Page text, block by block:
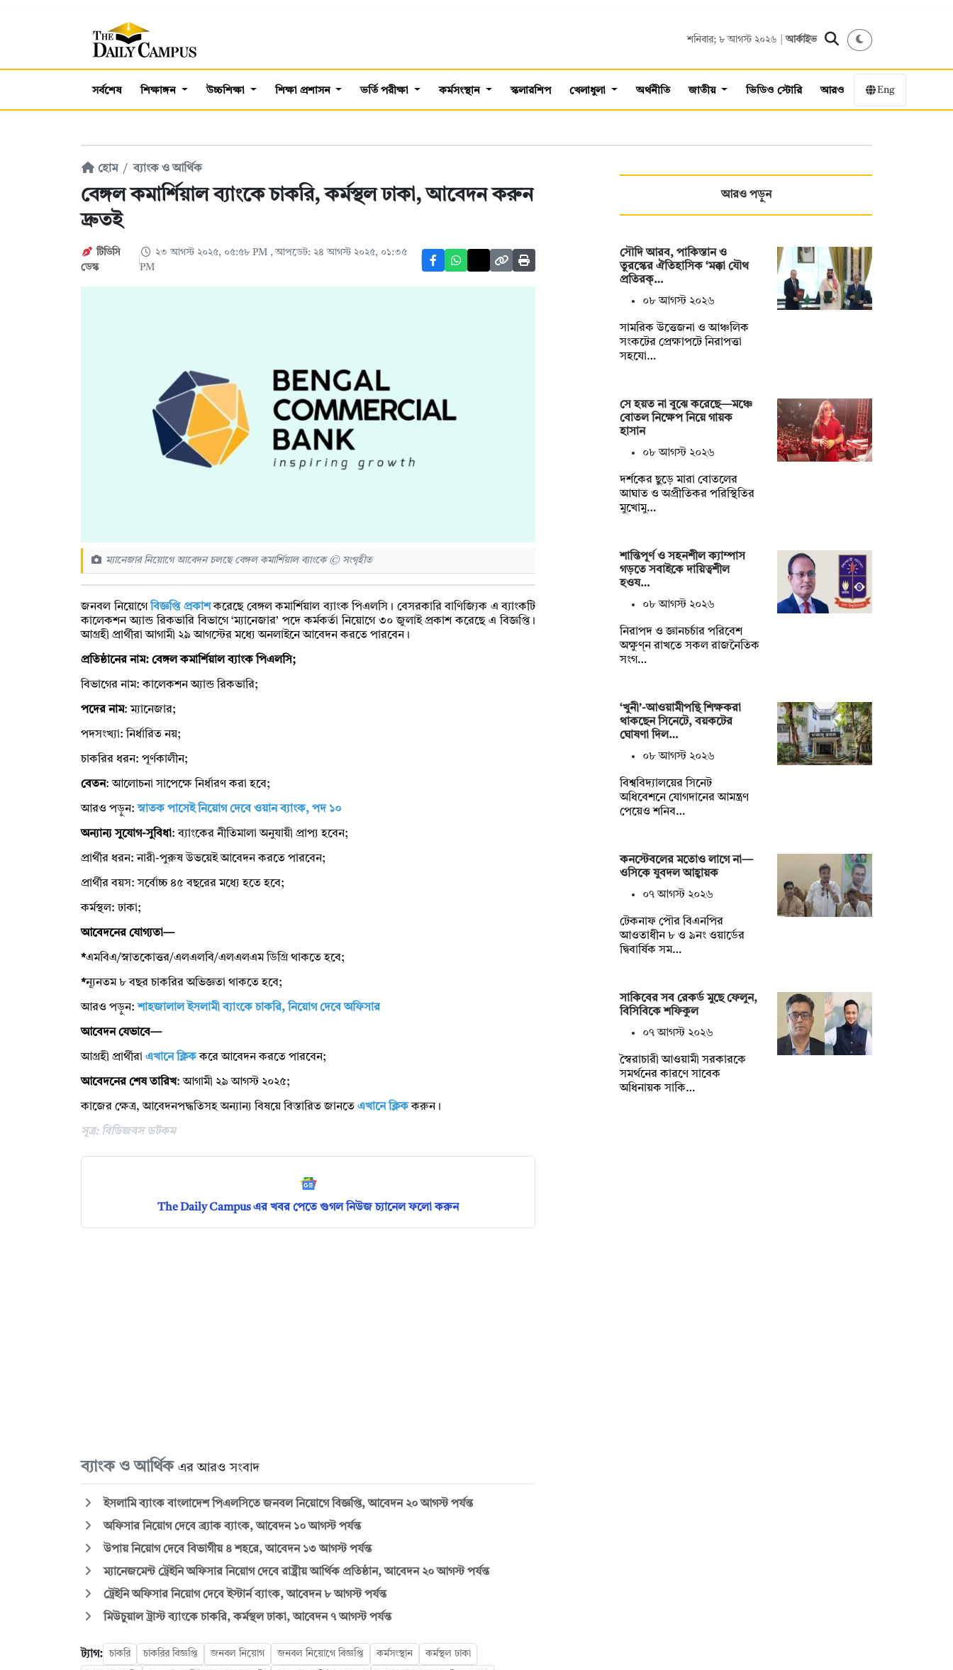
শনিবার; ৮ আগস্ট ২০২৬ |আর্কাইভ
সর্বশেষ শিক্ষাঙ্গন উচ্চশিক্ষা শিক্ষা প্রশাসন ভর্তি পরীক্ষা কর্মসংস্থান স্কলারশিপ খেলাধুলা অর্থনীতি জাতীয় ভিডিও স্টোরি আরও Eng
হোম ব্যাংক ও আর্থিক
বেঙ্গল কমার্শিয়াল ব্যাংকে চাকরি, কর্মস্থল ঢাকা, আবেদন করুন
দ্রুতই
টিডিসি
ডেস্ক
২৩ আগস্ট ২০২৫, ০৫:৫৮ PM , আপডেট: ২৪ আগস্ট ২০২৫, ০১:৩৫
PM
ম্যানেজার নিয়োগে আবেদন চলছে বেঙ্গল কমার্শিয়াল ব্যাংকে © সংগৃহীত
জনবল নিয়োগেবিজ্ঞপ্তি প্রকাশকরেছে বেঙ্গল কমার্শিয়াল ব্যাংক পিএলসি। বেসরকারি বাণিজ্যিক এ ব্যাংকটি
কালেকশন অ্যান্ড রিকভারি বিভাগে ‘ম্যানেজার’ পদে কর্মকর্তা নিয়োগে ৩০ জুলাই প্রকাশ করেছে এ বিজ্ঞপ্তি।
আগ্রহী প্রার্থীরা আগামী ২৯ আগস্টের মধ্যে অনলাইনে আবেদন করতে পারবেন।
প্রতিষ্ঠানের নাম: বেঙ্গল কমার্শিয়াল ব্যাংক পিএলসি;
বিভাগের নাম: কালেকশন অ্যান্ড রিকভারি;
পদের নাম: ম্যানেজার;
পদসংখ্যা: নির্ধারিত নয়;
চাকরির ধরন: পূর্ণকালীন;
বেতন: আলোচনা সাপেক্ষে নির্ধারণ করা হবে;
আরও পড়ুন:স্নাতক পাসেই নিয়োগ দেবে ওয়ান ব্যাংক, পদ ১০
অন্যান্য সুযোগ-সুবিধা: ব্যাংকের নীতিমালা অনুযায়ী প্রাপ্য হবেন;
প্রার্থীর ধরন: নারী-পুরুষ উভয়েই আবেদন করতে পারবেন;
প্রার্থীর বয়স: সর্বোচ্চ ৪৫ বছরের মধ্যে হতে হবে;
কর্মস্থল: ঢাকা;
আবেদনের যোগ্যতা—
*এমবিএ/স্নাতকোত্তর/এলএলবি/এলএলএম ডিগ্রি থাকতে হবে;
*ন্যূনতম ৮ বছর চাকরির অভিজ্ঞতা থাকতে হবে;
আরও পড়ুন:শাহজালাল ইসলামী ব্যাংকে চাকরি, নিয়োগ দেবে অফিসার
আবেদন যেভাবে—
আগ্রহী প্রার্থীরা এখানে ক্লিককরে আবেদন করতে পারবেন;
আবেদনের শেষ তারিখ: আগামী ২৯ আগস্ট ২০২৫;
কাজের ক্ষেত্র, আবেদনপদ্ধতিসহ অন্যান্য বিষয়ে বিস্তারিত জানতে এখানে ক্লিককরুন।
সূত্র: বিডিজবস ডটকম
The Daily Campus এর খবর পেতে গুগল নিউজ চ্যানেল ফলো করুন
ব্যাংক ও আর্থিক এর আরও সংবাদ
ইসলামি ব্যাংক বাংলাদেশ পিএলসিতে জনবল নিয়োগে বিজ্ঞপ্তি, আবেদন ২০ আগস্ট পর্যন্ত
অফিসার নিয়োগ দেবে ব্র্যাক ব্যাংক, আবেদন ১০ আগস্ট পর্যন্ত
উপায় নিয়োগ দেবে বিভাগীয় ৪ শহরে, আবেদন ১৩ আগস্ট পর্যন্ত
ম্যানেজমেন্ট ট্রেইনি অফিসার নিয়োগ দেবে রাষ্ট্রীয় আর্থিক প্রতিষ্ঠান, আবেদন ২০ আগস্ট পর্যন্ত
ট্রেইনি অফিসার নিয়োগ দেবে ইস্টার্ন ব্যাংক, আবেদন ৮ আগস্ট পর্যন্ত
মিউচুয়াল ট্রাস্ট ব্যাংকে চাকরি, কর্মস্থল ঢাকা, আবেদন ৭ আগস্ট পর্যন্ত
ট্যাগ: চাকরি চাকরির বিজ্ঞপ্তি জনবল নিয়োগ জনবল নিয়োগে বিজ্ঞপ্তি কর্মসংস্থান কর্মস্থল ঢাকা
আরও পড়ুন
সৌদি আরব, পাকিস্তান ও
তুরস্কের ঐতিহাসিক ‘মক্কা যৌথ
প্রতিরক্…
০৮ আগস্ট ২০২৬
সামরিক উত্তেজনা ও আঞ্চলিক
সংকটের প্রেক্ষাপটে নিরাপত্তা
সহযো…
সে হয়ত না ‍বুঝে করেছে—মঞ্চে
বোতল নিক্ষেপ নিয়ে গায়ক
হাসান
০৮ আগস্ট ২০২৬
দর্শকের ছুড়ে মারা বোতলের
আঘাত ও অপ্রীতিকর পরিস্থিতির
মুখোমু…
শান্তিপূর্ণ ও সহনশীল ক্যাম্পাস
গড়তে সবাইকে দায়িত্বশীল
হওয…
০৮ আগস্ট ২০২৬
নিরাপদ ও জ্ঞানচর্চার পরিবেশ
অক্ষুণ্ন রাখতে সকল রাজনৈতিক
সংগ…
‘খুনী’-আওয়ামীপন্থি শিক্ষকরা
থাকছেন সিনেটে, বয়কটের
ঘোষণা দিল…
০৮ আগস্ট ২০২৬
বিশ্ববিদ্যালয়ের সিনেট
অধিবেশনে যোগদানের আমন্ত্রণ
পেয়েও শনিব…
কনস্টেবলের মতোও লাগে না—
ওসিকে যুবদল আহ্বায়ক
০৭ আগস্ট ২০২৬
টেকনাফ পৌর বিএনপির
আওতাধীন ৮ ও ৯নং ওয়ার্ডের
দ্বিবার্ষিক সম…
সাকিবের সব রেকর্ড মুছে ফেলুন,
বিসিবিকে শফিকুল
০৭ আগস্ট ২০২৬
স্বৈরাচারী আওয়ামী সরকারকে
সমর্থনের কারণে সাবেক
অধিনায়ক সাকি…